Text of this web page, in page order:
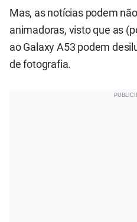
Mas, as notícias podem
animadoras, visto que as
ao Galaxy A53 podem
de fotografia.